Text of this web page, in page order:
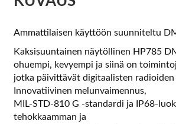
Ammattilaisen käyttöön suunniteltu
Kaksisuuntainen näytöllinen HP785
ohuempi, kevyempi ja siinä on
jotka päivittävät digitaalisten
Innovatiivinen melunvaimennus,
MIL-STD-810 G -standardi ja IP68-
tehokkaamman ja